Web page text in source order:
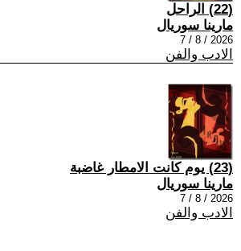
(22) الراحل
مارينا سوريال
2026 / 8 / 7
الادب والفن
(23) يوم كانت الامطار غاضبة
مارينا سوريال
2026 / 8 / 7
الادب والفن